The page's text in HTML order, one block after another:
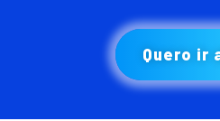
Quero ir